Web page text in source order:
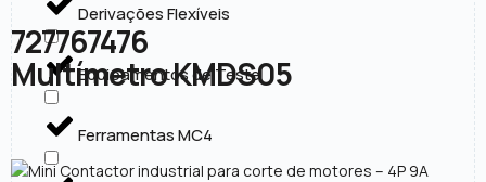
Derivações Flexíveis
Equipamentos de Teste
Ferramentas MC4
727767476
Multímetro KMDS05